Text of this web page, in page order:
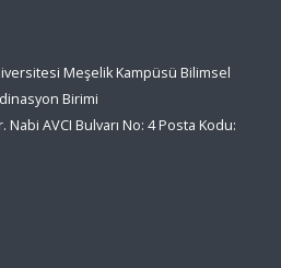
Meşelik Kampüsü Bilimsel
Birimi
AVCI Bulvarı No: 4 Posta Kodu: